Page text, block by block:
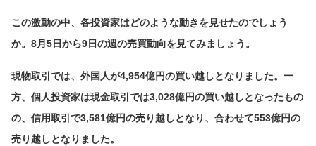
この激動の中、各投資家はどのような動きを見せたのでしょう
か。8月5日から9日の週の売買動向を見てみましょう。
現物取引では、外国人が4,954億円の買い越しとなりました。一
方、個人投資家は現金取引では3,028億円の買い越しとなったもの
の、信用取引で3,581億円の売り越しとなり、合わせて553億円の
売り越しとなりました。